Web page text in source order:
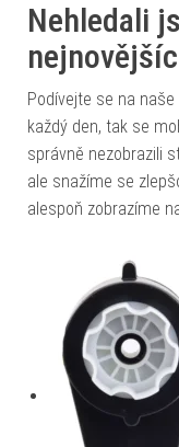
Nehledali
Podívejte se na
každý den, tak se
správně nezobrazili
ale snažíme se
alespoň zobrazíme